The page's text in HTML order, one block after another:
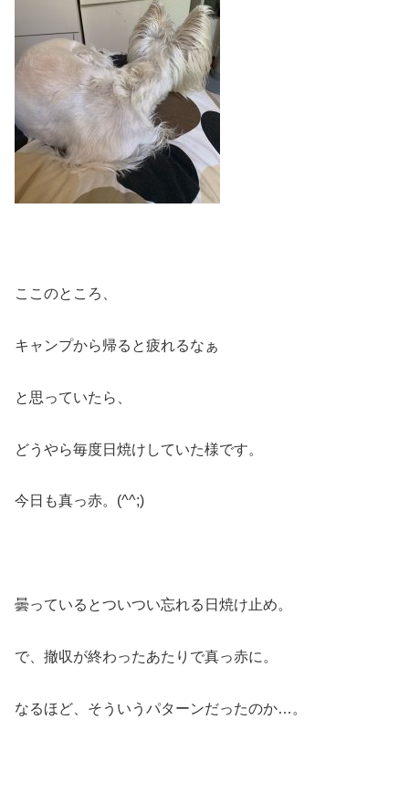
ここのところ、
キャンプから帰ると疲れるなぁ
と思っていたら、
どうやら毎度日焼けしていた様です。
今日も真っ赤。(^^;)
曇っているとついつい忘れる日焼け止め。
で、撤収が終わったあたりで真っ赤に。
なるほど、そういうパターンだったのか…。